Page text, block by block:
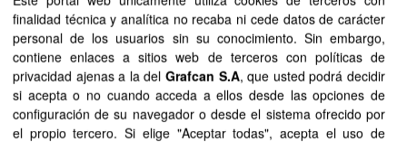
1 conjunto de datos encontrado
Filtrar Resultados
finalidad técnica y analítica no recaba ni cede datos de carácter
personal de los usuarios sin su conocimiento. Sin embargo,
contiene enlaces a sitios web de terceros con políticas de
privacidad ajenas a la del Grafcan S.A, que usted podrá decidir
si acepta o no cuando acceda a ellos desde las opciones de
configuración de su navegador o desde el sistema ofrecido por
el propio tercero. Si elige "Aceptar todas", acepta el uso de